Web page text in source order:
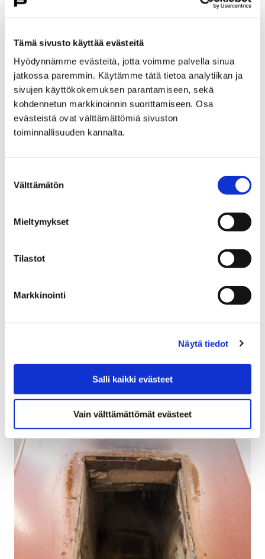
Tämä sivusto käyttää evästeitä
Hyödynnämme evästeitä, jotta voimme palvella sinua
jatkossa paremmin. Käytämme tätä tietoa analytiikan ja
sivujen käyttökokemuksen parantamiseen, sekä
kohdennetun markkinoinnin suorittamiseen. Osa
evästeistä ovat välttämättömiä sivuston
toiminnallisuuden kannalta.
valinta
Välttämätön
Mieltymykset
Tilastot
Markkinointi
Näytä tiedot
Salli kaikki evästeet
Vain välttämättömät evästeet
Avautuu uudessa välilehdessä